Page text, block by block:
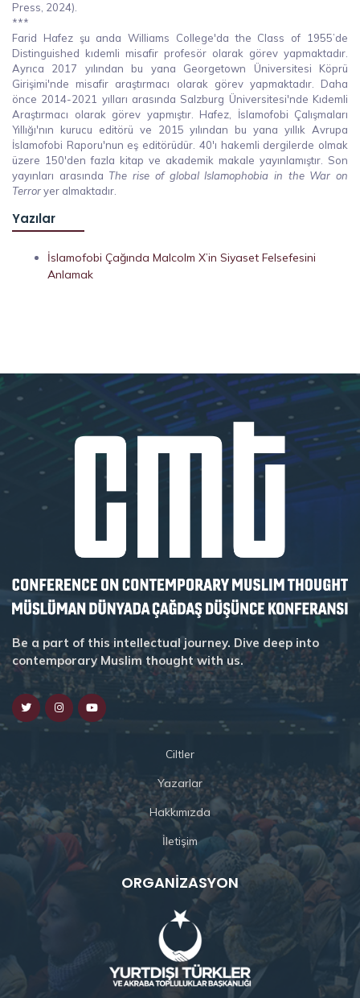
Press, 2024).
***
Farid Hafez şu anda Williams College'da the Class of 1955’de
Distinguished kıdemli misafir profesör olarak görev yapmaktadır.
Ayrıca 2017 yılından bu yana Georgetown Üniversitesi Köprü
Girişimi'nde misafir araştırmacı olarak görev yapmaktadır. Daha
önce 2014-2021 yılları arasında Salzburg Üniversitesi'nde Kıdemli
Araştırmacı olarak görev yapmıştır. Hafez, İslamofobi Çalışmaları
Yıllığı'nın kurucu editörü ve 2015 yılından bu yana yıllık Avrupa
İslamofobi Raporu'nun eş editörüdür. 40'ı hakemli dergilerde olmak
üzere 150'den fazla kitap ve akademik makale yayınlamıştır. Son
yayınları arasında The rise of global Islamophobia in the War on
Terroryer almaktadır.
Yazılar
İslamofobi Çağında Malcolm X’in Siyaset Felsefesini
Anlamak
Be a part of this intellectual journey. Dive deep into
contemporary Muslim thought with us.
Ciltler
Yazarlar
Hakkımızda
İletişim
ORGANIZASYON